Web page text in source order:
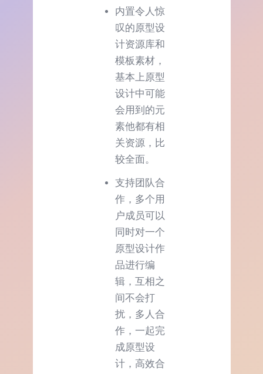
内置令人惊
叹的原型设
计资源库和
模板素材，
基本上原型
设计中可能
会用到的元
素他都有相
关资源，比
较全面。
支持团队合
作，多个用
户成员可以
同时对一个
原型设计作
品进行编
辑，互相之
间不会打
扰，多人合
作，一起完
成原型设
计，高效合